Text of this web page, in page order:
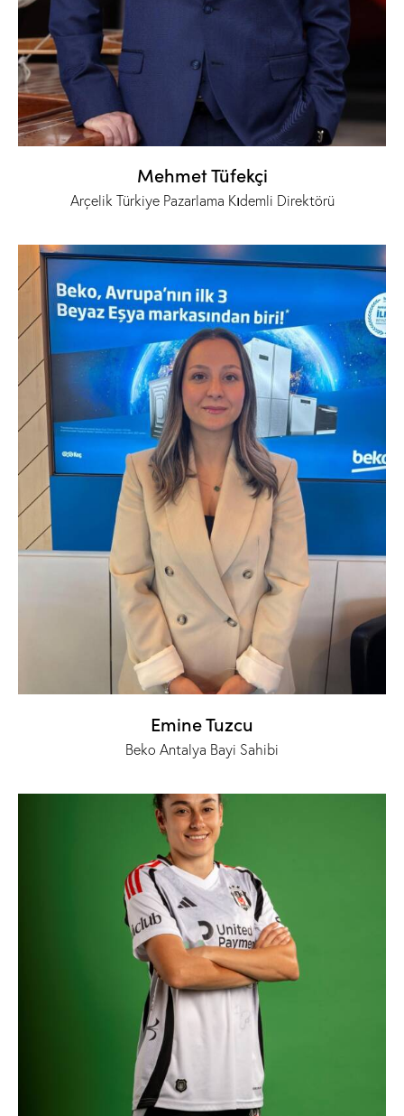
Mehmet Tüfekçi
Arçelik Türkiye Pazarlama Kıdemli Direktörü
Emine Tuzcu
Beko Antalya Bayi Sahibi